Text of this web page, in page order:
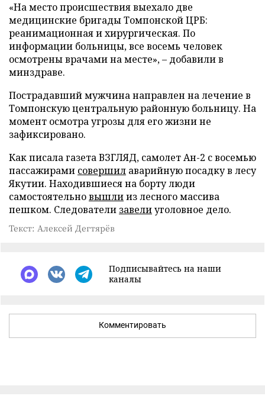
«На место происшествия выехало две
медицинские бригады Томпонской ЦРБ:
реанимационная и хирургическая. По
информации больницы, все восемь человек
осмотрены врачами на месте», – добавили в
минздраве.
Пострадавший мужчина направлен на лечение в
Томпонскую центральную районную больницу. На
момент осмотра угрозы для его жизни не
зафиксировано.
Как писала газета ВЗГЛЯД, самолет Ан-2 с восемью
пассажирами совершил аварийную посадку в лесу
Якутии. Находившиеся на борту люди
самостоятельновышлииз лесного массива
пешком. Следователи завелиуголовное дело.
Текст: Алексей Дегтярёв
Подписывайтесь на наши
каналы
Комментировать